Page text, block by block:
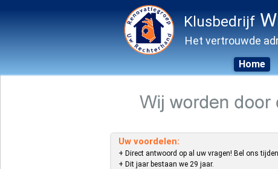
Klusbedrijf
Het vertrouwde
Home
Uw voordelen:
+ Direct antwoord op al uw vragen! Bel ons
+ Dit jaar bestaan we 29 jaar.